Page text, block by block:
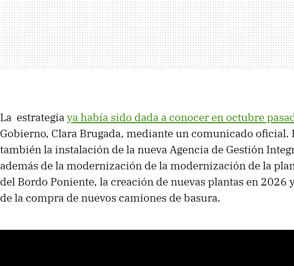
La estrategiaya había sido dada a conocer en octubre
Gobierno, Clara Brugada, mediante un comunicado oficial.
también la instalación de la nueva Agencia de Gestión
además de la modernización de la modernización de la
del Bordo Poniente, la creación de nuevas plantas en 2026
de la compra de nuevos camiones de basura.